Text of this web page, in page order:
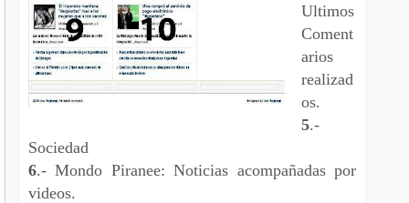
Ultimos
Coment
arios
realizad
os.
5.-
Sociedad
6.- Mondo Piranee: Noticias acompañadas por
videos.